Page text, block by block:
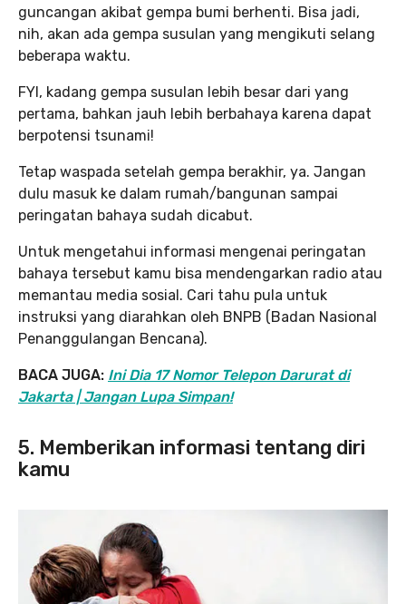
guncangan akibat gempa bumi berhenti. Bisa jadi,
nih, akan ada gempa susulan yang mengikuti selang
beberapa waktu.
FYI, kadang gempa susulan lebih besar dari yang
pertama, bahkan jauh lebih berbahaya karena dapat
berpotensi tsunami!
Tetap waspada setelah gempa berakhir, ya. Jangan
dulu masuk ke dalam rumah/bangunan sampai
peringatan bahaya sudah dicabut.
Untuk mengetahui informasi mengenai peringatan
bahaya tersebut kamu bisa mendengarkan radio atau
memantau media sosial. Cari tahu pula untuk
instruksi yang diarahkan oleh BNPB (Badan Nasional
Penanggulangan Bencana).
BACA JUGA: Ini Dia 17 Nomor Telepon Darurat di
Jakarta | Jangan Lupa Simpan!
5. Memberikan informasi tentang diri
kamu